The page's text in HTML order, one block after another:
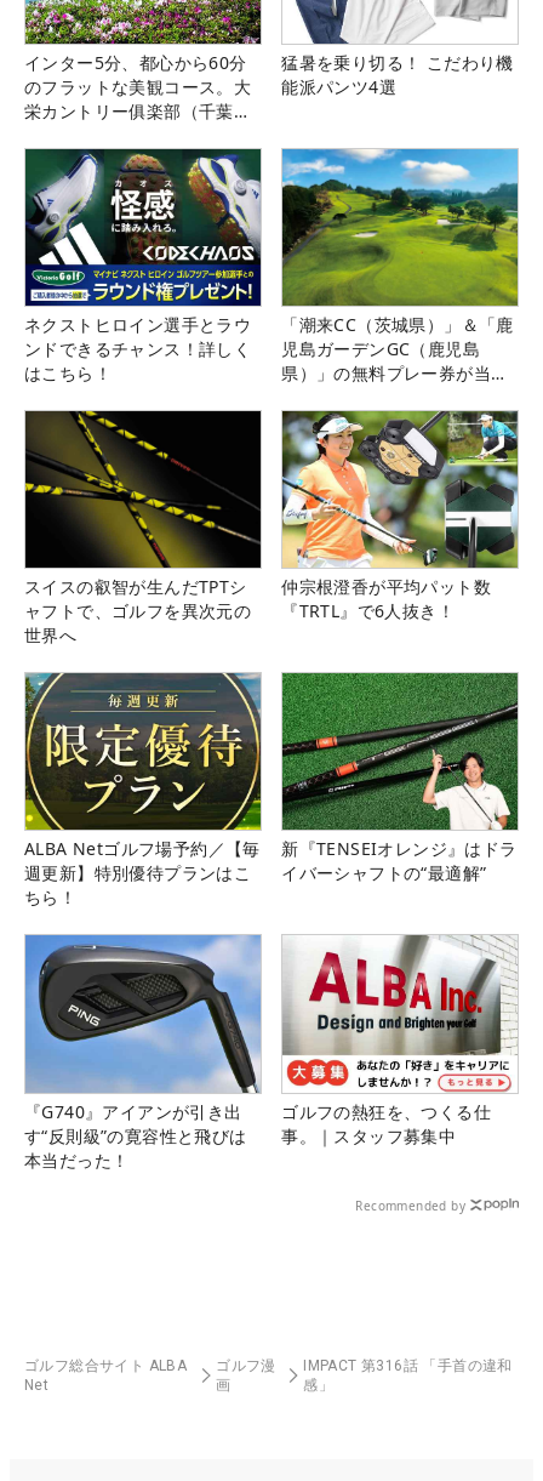
インター5分、都心から60分
のフラットな美観コース。大
栄カントリー俱楽部（千葉
猛暑を乗り切る！ こだわり機
能派パンツ4選
ネクストヒロイン選手とラウ
ンドできるチャンス！詳しく
はこちら！
「潮来CC（茨城県）」＆「鹿
児島ガーデンGC（鹿児島
県）」の無料プレー券が当た
スイスの叡智が生んだTPTシ
ャフトで、ゴルフを異次元の
世界へ
仲宗根澄香が平均パット数
『TRTL』で6人抜き！
ALBA Netゴルフ場予約／【毎
週更新】特別優待プランはこ
ちら！
新『TENSEIオレンジ』はドラ
イバーシャフトの“最適解”
『G740』アイアンが引き出
す“反則級”の寛容性と飛びは
本当だった！
ゴルフの熱狂を、つくる仕
事。｜スタッフ募集中
Recommended by
ゴルフ総合サイト ALBA
Net
ゴルフ漫
画
IMPACT 第316話 「手首の違和
感」